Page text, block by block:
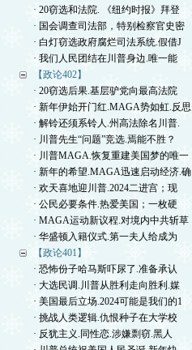
· 20窃选和法院. 《纽约时报》拜登
· 国会调查司法部，特别检察官史密
· 白灯窃选政府腐烂司法系统.假借J
· 我们人民团结在川普身边.唯一能
【政论402】
· 20窃选后果.基层驴党向最高法院
· 新年伊始开门红.MAGA势如虹.反思
· 解铃还须系铃人.州高法除名川普.
· 川普先生“问题”竞选.焉能不胜？
· 川普MAGA.恢复重建美国梦的唯一
· 新年的希望.MAGA迅速启动经济.确
· 欢天喜地迎川普.2024二进宫；现
· 公民必要条件.热爱美国；一枚硬
· MAGA运动新议程.对境内中共斩草
· 华盛顿入籍仪式.第一夫人给成为
【政论401】
· 恐怖份子哈马斯吓尿了.准备承认
· 大选民调.川普从胜利走向胜利.媒
· 美国最后立场.2024可能是我们的1
· 挑战人类逻辑.仇恨种子在大学校
· 反犹主义.同性恋.涉嫌剽窃.黑人